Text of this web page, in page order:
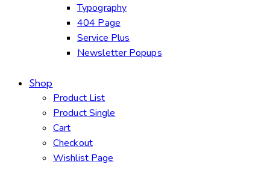
Typography
404 Page
Service Plus
Newsletter Popups
Shop
Product List
Product Single
Cart
Checkout
Wishlist Page